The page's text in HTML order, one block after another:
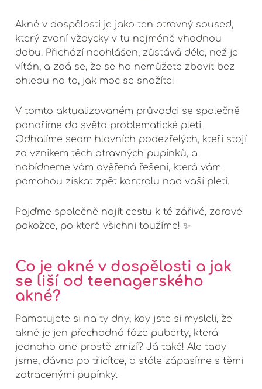
Akné v dospělosti je jako ten otravný soused,
který zvoní vždycky v tu nejméně vhodnou
dobu. Přichází neohlášen, zůstává déle, než je
vítán, a zdá se, že se ho nemůžete zbavit bez
ohledu na to, jak moc se snažíte!
V tomto aktualizovaném průvodci se společně
ponoříme do světa problematické pleti.
Odhalíme sedm hlavních podezřelých, kteří stojí
za vznikem těch otravných pupínků, a
nabídneme vám ověřená řešení, která vám
pomohou získat zpět kontrolu nad vaší pletí.
Pojďme společně najít cestu k té zářivé, zdravé
pokožce, po které všichni toužíme! ✨
Co je akné v dospělosti a jak
se liší od teenagerského
akné?
Pamatujete si na ty dny, kdy jste si mysleli, že
akné je jen přechodná fáze puberty, která
jednoho dne prostě zmizí? Já také! Ale tady
jsme, dávno po třicítce, a stále zápasíme s těmi
zatracenými pupínky.